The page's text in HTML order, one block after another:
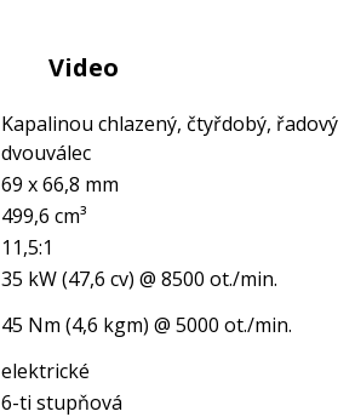
Video
Kapalinou chlazený, čtyřdobý, řadový
dvouválec
69 x 66,8 mm
499,6 cm³
11,5:1
35 kW (47,6 cv) @ 8500 ot./min.
45 Nm (4,6 kgm) @ 5000 ot./min.
elektrické
6-ti stupňová